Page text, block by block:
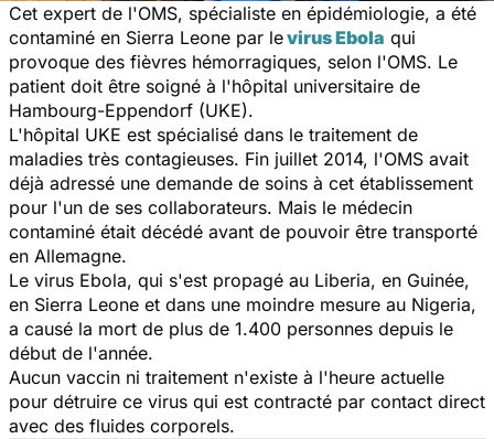
Cet expert de l'OMS, spécialiste en épidémiologie, a été
contaminé en Sierra Leone par levirus Ebola qui
provoque des fièvres hémorragiques, selon l'OMS. Le
patient doit être soigné à l'hôpital universitaire de
Hambourg-Eppendorf (UKE).
L'hôpital UKE est spécialisé dans le traitement de
maladies très contagieuses. Fin juillet 2014, l'OMS avait
déjà adressé une demande de soins à cet établissement
pour l'un de ses collaborateurs. Mais le médecin
contaminé était décédé avant de pouvoir être transporté
en Allemagne.
Le virus Ebola, qui s'est propagé au Liberia, en Guinée,
en Sierra Leone et dans une moindre mesure au Nigeria,
a causé la mort de plus de 1.400 personnes depuis le
début de l'année.
Aucun vaccin ni traitement n'existe à l'heure actuelle
pour détruire ce virus qui est contracté par contact direct
avec des fluides corporels.